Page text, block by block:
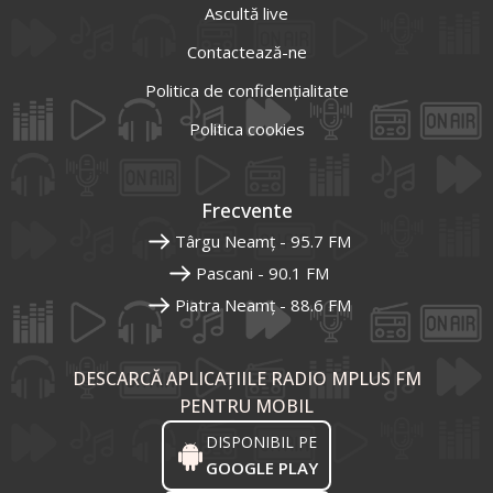
Ascultă live
Contactează-ne
Politica de confidențialitate
Politica cookies
Frecvente
Târgu Neamț - 95.7 FM
Pascani - 90.1 FM
Piatra Neamț - 88.6 FM
DESCARCĂ APLICAȚIILE RADIO MPLUS FM
PENTRU MOBIL
DISPONIBIL PE
GOOGLE PLAY